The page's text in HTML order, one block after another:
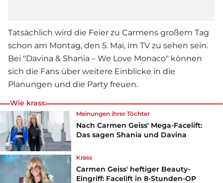
Tatsächlich wird die Feier zu Carmens großem Tag
schon am Montag, den 5. Mai, im TV zu sehen sein.
Bei "Davina & Shania – We Love Monaco" können
sich die Fans über weitere Einblicke in die
Planungen und die Party freuen.
Wie krass:
Meinungen ihrer Töchter
Nach Carmen Geiss' Mega-Facelift:
Das sagen Shania und Davina
Krass
Carmen Geiss' heftiger Beauty-
Eingriff: Facelift in 8-Stunden-OP